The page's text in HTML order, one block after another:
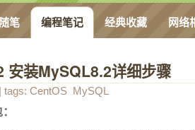
笔 编程笔记 经典收藏 网络
安装MySQL8.2详细步骤
| tags: CentOS MySQL